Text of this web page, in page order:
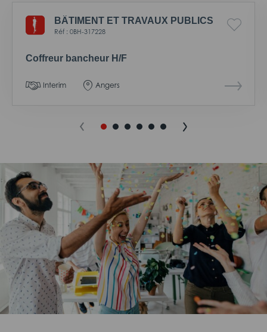
BÂTIMENT ET TRAVAUX PUBLICS
Réf : 0BH-317228
Coffreur bancheur H/F
Interim Angers